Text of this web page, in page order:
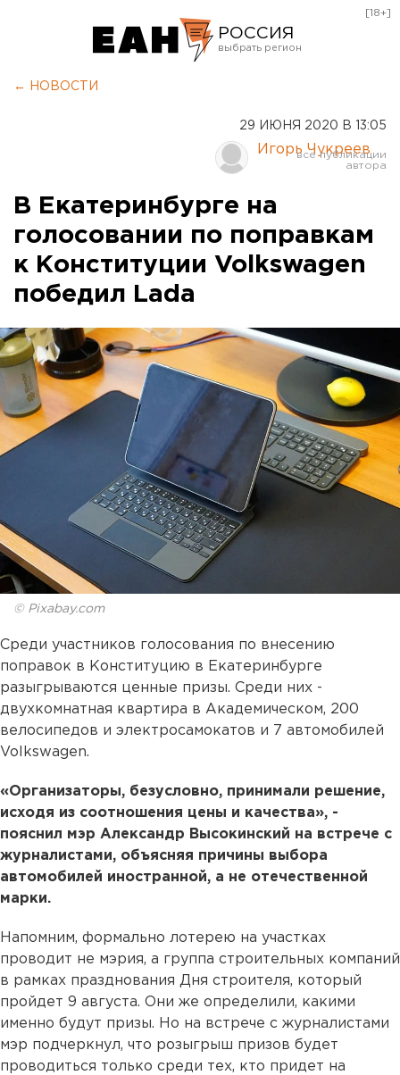
РОССИЯ
Курган
Оренбург
[18+]
← НОВОСТИ
29 ИЮНЯ 2020 В 13:05
Игорь Чукреев
В Екатеринбурге на
голосовании по поправкам
к Конституции Volkswagen
победил Lada
© Pixabay.com
Среди участников голосования по внесению
поправок в Конституцию в Екатеринбурге
разыгрываются ценные призы. Среди них -
двухкомнатная квартира в Академическом, 200
велосипедов и электросамокатов и 7 автомобилей
Volkswagen.
«Организаторы, безусловно, принимали решение,
исходя из соотношения цены и качества», -
пояснил мэр Александр Высокинский на встрече с
журналистами, объясняя причины выбора
автомобилей иностранной, а не отечественной
марки.
Напомним, формально лотерею на участках
проводит не мэрия, а группа строительных компаний
в рамках празднования Дня строителя, который
пройдет 9 августа. Они же определили, какими
именно будут призы. Но на встрече с журналистами
мэр подчеркнул, что розыгрыш призов будет
проводиться только среди тех, кто придет на